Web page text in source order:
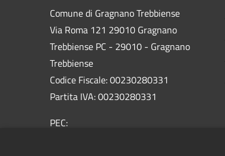
Comune di Gragnano Trebbiense
Via Roma 121 29010 Gragnano
Trebbiense PC - 29010 - Gragnano
Trebbiense
Codice Fiscale: 00230280331
Partita IVA: 00230280331
PEC: